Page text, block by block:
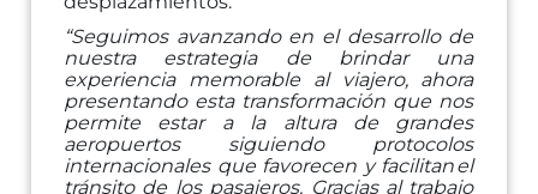
“Seguimos avanzando en el desarrollo de
nuestra estrategia de brindar una
experiencia
memorable al viajero, ahora
presentando esta transformación que nos
permite estar a la
altura de grandes
aeropuertos siguiendo protocolos
internacionales que favorecen y facilitanel
tránsito de los pasajeros. Gracias al trabajo